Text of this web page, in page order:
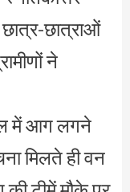
छात्राओं
ने
में आग लगने
मिलते ही वन